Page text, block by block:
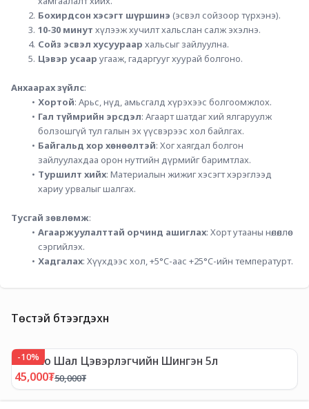
Бохирдсон хэсэгт шүршинэ (эсвэл сойзоор түрхэнэ).
10-30 минут хүлээж хучилт хальслан салж эхэлнэ.
Сойз эсвэл хусуураар хальсыг зайлуулна.
Цэвэр усаар угааж, гадаргууг хуурай болгоно.
Анхаарах зүйлс:
Хортой: Арьс, нүд, амьсгалд хүрэхээс болгоомжлох.
Гал түймрийн эрсдэл: Агаарт шатдаг хий ялгаруулж
болзошгүй тул галын эх үүсвэрээс хол байлгах.
Байгальд хор хөнөөлтэй: Хог хаягдал болгон
зайлуулахдаа орон нутгийн дүрмийг баримтлах.
Туршилт хийх: Материалын жижиг хэсэгт хэрэглээд
хариу урвалыг шалгах.
Тусгай зөвлөмж:
Агааржуулалттай орчинд ашиглах: Хорт утааны нөлөөллөөс
сэргийлэх.
Хадгалах: Хүүхдээс хол, +5°C-аас +25°C-ийн температурт.
Төстэй бүтээгдэхүүн
-10%
Tineco Шал Цэвэрлэгчийн Шингэн 5л
45,000₮50,000₮